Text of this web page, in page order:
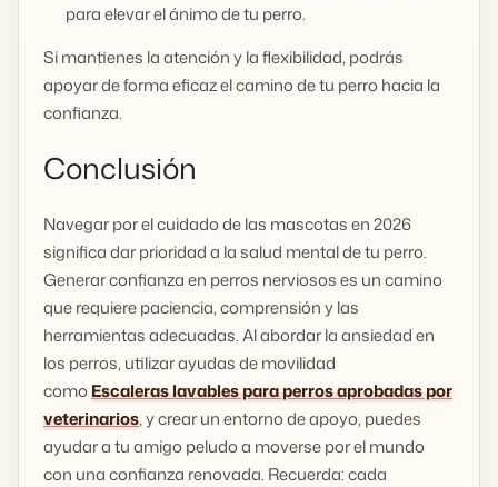
para elevar el ánimo de tu perro.
Si mantienes la atención y la flexibilidad, podrás
apoyar de forma eficaz el camino de tu perro hacia la
confianza.
Conclusión
Navegar por el cuidado de las mascotas en 2026
significa dar prioridad a la salud mental de tu perro.
Generar confianza en perros nerviosos es un camino
que requiere paciencia, comprensión y las
herramientas adecuadas. Al abordar la ansiedad en
los perros, utilizar ayudas de movilidad
como Escaleras lavables para perros aprobadas por
veterinarios, y crear un entorno de apoyo, puedes
ayudar a tu amigo peludo a moverse por el mundo
con una confianza renovada. Recuerda: cada